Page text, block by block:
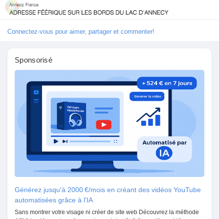
Découvrir Groupes
Mes groupes
Découvrir Pages
Connectez-vous pour aimer, partager et commenter!
Sponsorisé
Générez jusqu'à 2000 €/mois en créant des vidéos YouTube
automatisées grâce à l'IA
Sans montrer votre visage ni créer de site web Découvrez la méthode